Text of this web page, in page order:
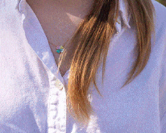
Articolo precedente
Niente anticipo per Montevarchi e
Sangiovannese nel turno che precede
il derby
Ultime Notizie